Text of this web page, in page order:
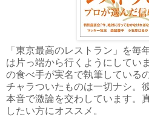
「東京最高のレストラン」を毎
は片っ端から行くようにしてい
の食べ手が実名で執筆している
チャラついたものは一切ナシ。
本音で激論を交わしています。
したい方にオススメ。